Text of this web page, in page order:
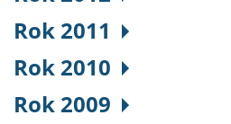
Rok 2011
Rok 2010
Rok 2009